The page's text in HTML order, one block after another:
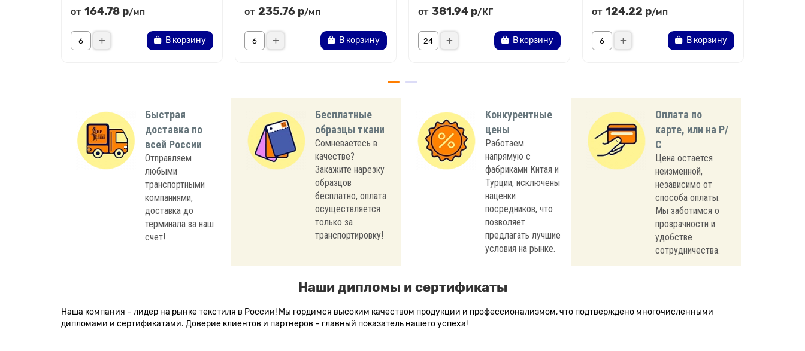
от 164.78 р/мп
В корзину
от 235.76 р/мп
В корзину
от 381.94 р/КГ
В корзину
от 124.22 р/мп
В корзину
Быстрая
доставка по
всей России
Отправляем
любыми
транспортными
компаниями,
доставка до
терминала за наш
счет!
Бесплатные
образцы ткани
Сомневаетесь в
качестве?
Закажите нарезку
образцов
бесплатно, оплата
осуществляется
только за
транспортировку!
Конкурентные
цены
Работаем
напрямую с
фабриками Китая и
Турции, исключены
наценки
посредников, что
позволяет
предлагать лучшие
условия на рынке.
Оплата по
карте, или на Р/
С
Цена остается
неизменной,
независимо от
способа оплаты.
Мы заботимся о
прозрачности и
удобстве
сотрудничества.
Наши дипломы и сертификаты
Наша компания – лидер на рынке текстиля в России! Мы гордимся высоким качеством продукции и профессионализмом, что подтверждено многочисленными
дипломами и сертификатами. Доверие клиентов и партнеров – главный показатель нашего успеха!